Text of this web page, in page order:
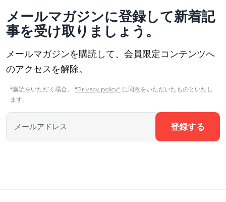
メールマガジンに登録して新着記
事を受け取りましょう。
メールマガジンを購読して、会員限定コンテンツへ
のアクセスを解除。
*購読をいただく場合、 "Privacy policy" に同意をいただいたものといたし
ます。
登録する